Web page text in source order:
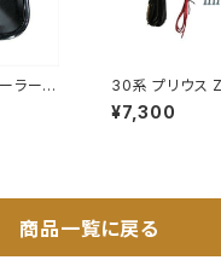
ラーミ
NS
30系 プリウス
純正 タイプ フォ
ト バルブ 配線
¥7,300
商品一覧に戻る